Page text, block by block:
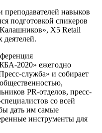
преподавателей навыков
подготовкой спикеров
X5 Retail
2020» ежегодно
служба» и собирает
PR-отделов, пресс-
со всей
дать им самые
инструменты для